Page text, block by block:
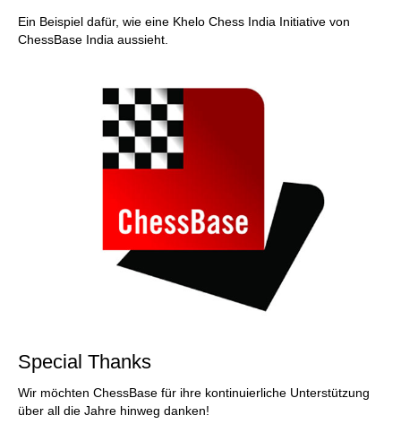
Ein Beispiel dafür, wie eine Khelo Chess India Initiative von
ChessBase India aussieht.
Special Thanks
Wir möchten ChessBase für ihre kontinuierliche Unterstützung
über all die Jahre hinweg danken!